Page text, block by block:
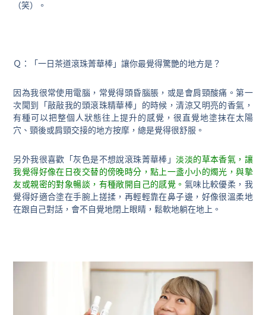
（笑）。
Ｑ：「一日茶道滾珠菁華棒」讓你最覺得驚艷的地方是？
因為我很常使用電腦，常覺得頭昏腦脹，或是會肩頸酸痛。第一
次聞到「敲敲我的頭滾珠精華棒」的時候，清涼又明亮的香氣，
有種可以把整個人狀態往上提升的感覺，很直覺地塗抹在太陽
穴、頸後或肩頸交接的地方按摩，總是覺得很舒服。
另外我很喜歡「灰色是不想說滾珠菁華棒」淡淡的草本香氣，讓
我覺得好像在日夜交替的傍晚時分，點上一盞小小的燭光，與摯
友或親密的對象暢談，有種敞開自己的感覺。 氣味比較優柔，我
覺得好適合塗在手腕上搓揉，再輕輕靠在鼻子邊，好像很溫柔地
在跟自己對話，會不自覺地閉上眼睛，鬆軟地躺在地上。